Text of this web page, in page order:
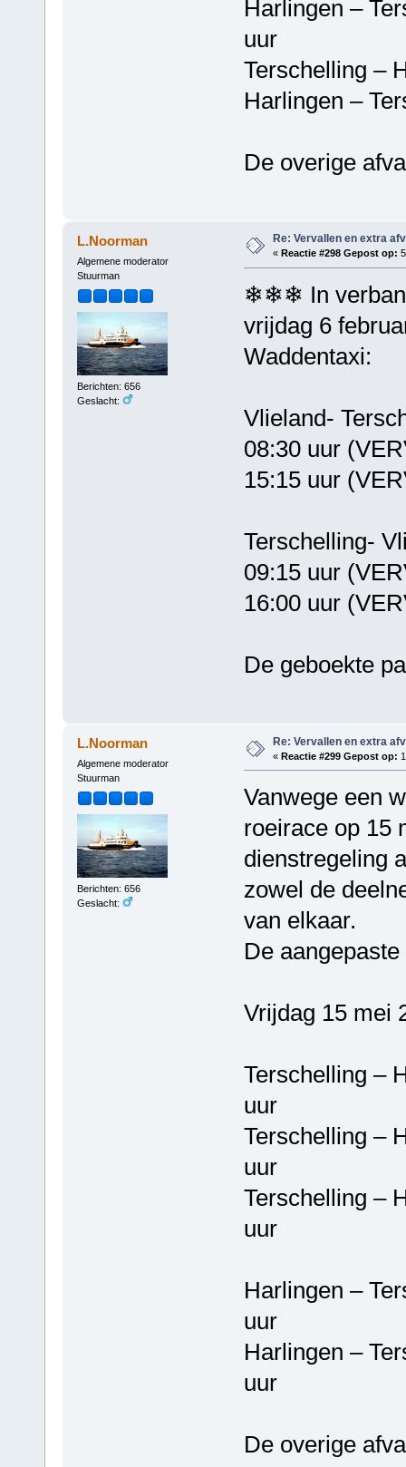
Harlingen –
uur
Terschelling
Harlingen –
De overige
L.Noorman
Algemene moderator
Stuurman
Berichten: 656
Geslacht:
Re: Vervallen en extra
« Reactie #298 Gepost op:
❄❄❄ In
vrijdag 6
Waddentaxi:
Vlieland-
08:30 uur
15:15 uur
09:15 uur
16:00 uur
De geboekte
L.Noorman
Algemene moderator
Stuurman
Berichten: 656
Geslacht:
Re: Vervallen en extra
« Reactie #299 Gepost op:
Vanwege een
roeirace op 15
dienstregeling
zowel de
van elkaar.
De
Vrijdag 15 mei
Terschelling
uur
Terschelling
uur
Terschelling
uur
Harlingen –
uur
Harlingen –
uur
De overige